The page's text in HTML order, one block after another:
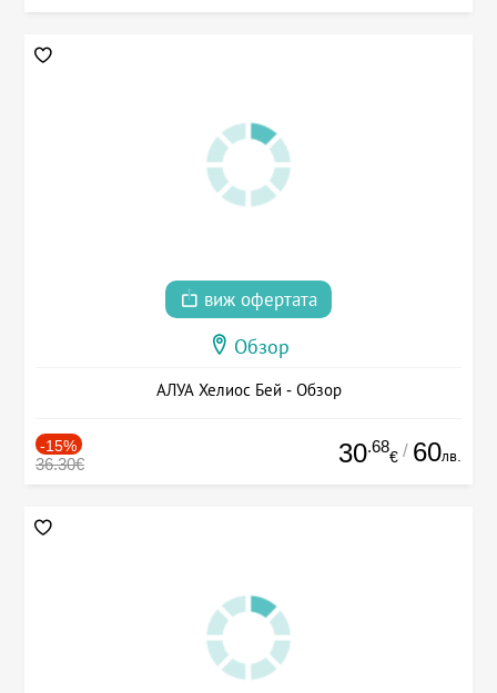
виж офертата
Обзор
АЛУА Хелиос Бей - Обзор
-15%
36.30€ 30.68
€ / 60лв.